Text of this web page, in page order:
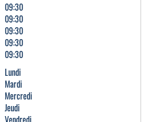
09:30
09:30
09:30
09:30
09:30
Lundi
Mardi
Mercredi
Jeudi
Vendredi